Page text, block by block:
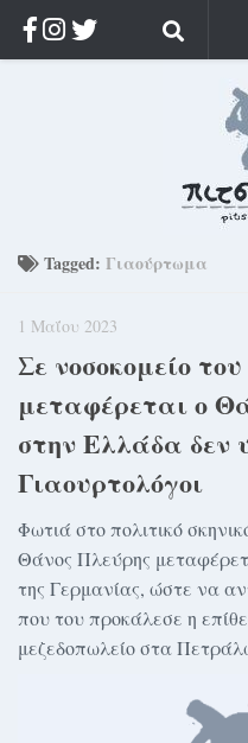
Ρίζα & Διάρκεια
Διαφήμιση
Γίνετε συνδρομητής
Μόνο για συνδρομητές
Log in
Tagged: Γιαούρτωμα
1 Μαΐου 2023
Σε νοσοκομείο
μεταφέρεται ο
στην Ελλάδα δεν
Γιαουρτολόγοι
Φωτιά στο πολιτικό
Θάνος Πλεύρης
της Γερμανίας, ώστε να
που του προκάλεσε η
μεζεδοπωλείο στα